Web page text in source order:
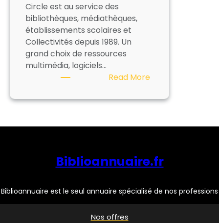
Circle est au service des
bibliothèques, médiathèques,
établissements scolaires et
Collectivités depuis 1989. Un
grand choix de ressources
multimédia, logiciels…
Read More:
Biblioannuaire.fr
Biblioannuaire est le seul annuaire spécialisé de nos professions
Nos offres